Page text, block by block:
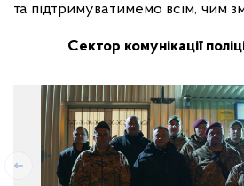
та підтримуватимемо всім, чим
Сектор комунікації